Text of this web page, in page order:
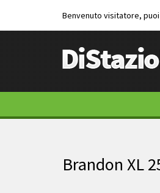
Benvenuto visitatore, puoi
Brandon XL